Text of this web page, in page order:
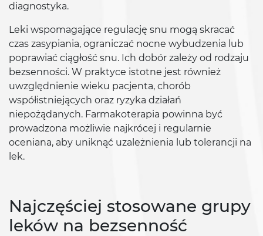
diagnostyka.
Leki wspomagające regulację snu mogą skracać
czas zasypiania, ograniczać nocne wybudzenia lub
poprawiać ciągłość snu. Ich dobór zależy od rodzaju
bezsenności. W praktyce istotne jest również
uwzględnienie wieku pacjenta, chorób
współistniejących oraz ryzyka działań
niepożądanych. Farmakoterapia powinna być
prowadzona możliwie najkrócej i regularnie
oceniana, aby uniknąć uzależnienia lub tolerancji na
lek.
Najczęściej stosowane grupy
leków na bezsenność